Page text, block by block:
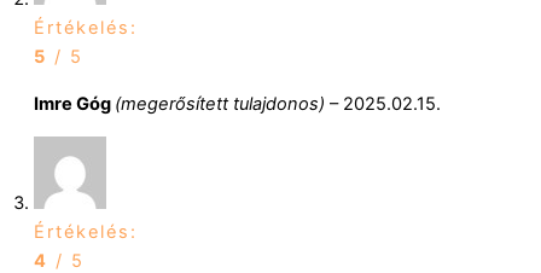
Értékelés:
5 / 5
Imre Góg (megerősített tulajdonos) – 2025.02.15.
Értékelés:
4 / 5